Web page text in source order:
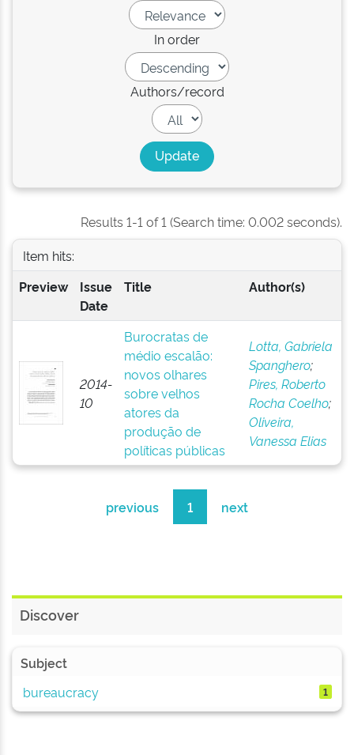
In order
Authors/record
Results 1-1 of 1 (Search time: 0.002 seconds).
Item hits:
Preview
Issue
Date
Title Author(s)
2014-
10
Burocratas de
médio escalão:
novos olhares
sobre velhos
atores da
produção de
políticas públicas
Lotta, Gabriela
Spanghero;
Pires, Roberto
Rocha Coelho;
Oliveira,
Vanessa Elias
previous 1 next
Discover
Subject
bureaucracy
1